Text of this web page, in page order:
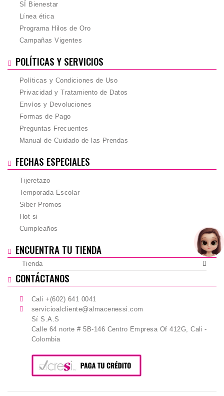
SÍ Bienestar
Línea ética
Programa Hilos de Oro
Campañas Vigentes
POLÍTICAS Y SERVICIOS
Políticas y Condiciones de Uso
Privacidad y Tratamiento de Datos
Envíos y Devoluciones
Formas de Pago
Preguntas Frecuentes
Manual de Cuidado de las Prendas
FECHAS ESPECIALES
Tijeretazo
Temporada Escolar
Siber Promos
Hot si
Cumpleaños
ENCUENTRA TU TIENDA
Tienda
CONTÁCTANOS
Cali +(602) 641 0041
servicioalcliente@almacenessi.com
Sí S.A.S
Calle 64 norte # 5B-146 Centro Empresa Of 412G, Cali -
Colombia